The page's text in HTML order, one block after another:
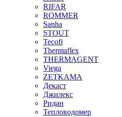
RIFAR
ROMMER
Sanha
STOUT
Tecofi
Thermaflex
THERMAGENT
Viega
ZETKAMA
Декаст
Джилекс
Ридан
Тепловодомер